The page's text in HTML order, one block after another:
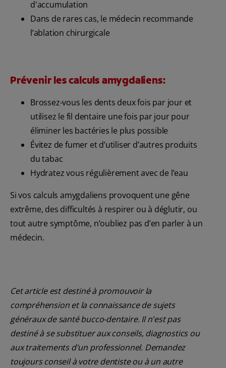
d'accumulation
Dans de rares cas, le médecin recommande
l’ablation chirurgicale
Prévenir les calculs amygdaliens:
Brossez-vous les dents deux fois par jour et
utilisez le fil dentaire une fois par jour pour
éliminer les bactéries le plus possible
Évitez de fumer et d’utiliser d’autres produits
du tabac
Hydratez vous régulièrement avec de l’eau
Si vos calculs amygdaliens provoquent une gêne
extrême, des difficultés à respirer ou à déglutir, ou
tout autre symptôme, n’oubliez pas d’en parler à un
médecin.
Cet article est destiné à promouvoir la
compréhension et la connaissance de sujets
généraux de santé bucco-dentaire. Il n'est pas
destiné à se substituer aux conseils, diagnostics ou
aux traitements d'un professionnel. Demandez
toujours conseil à votre dentiste ou à un autre